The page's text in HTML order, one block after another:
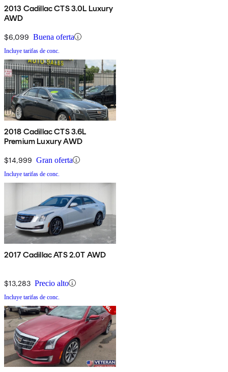
2013 Cadillac CTS 3.0L Luxury
AWD
$6,099 Buena oferta
Incluye tarifas de conc.
2018 Cadillac CTS 3.6L
Premium Luxury AWD
$14,999 Gran oferta
Incluye tarifas de conc.
2017 Cadillac ATS 2.0T AWD
$13,283 Precio alto
Incluye tarifas de conc.